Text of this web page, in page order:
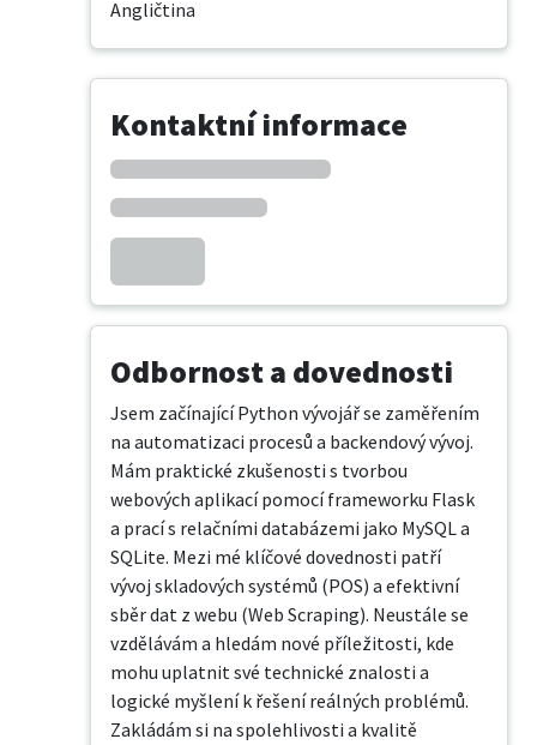
Angličtina
Kontaktní informace
Odbornost a dovednosti
Jsem začínající Python vývojář se zaměřením
na automatizaci procesů a backendový vývoj.
Mám praktické zkušenosti s tvorbou
webových aplikací pomocí frameworku Flask
a prací s relačními databázemi jako MySQL a
SQLite. Mezi mé klíčové dovednosti patří
vývoj skladových systémů (POS) a efektivní
sběr dat z webu (Web Scraping). Neustále se
vzdělávám a hledám nové příležitosti, kde
mohu uplatnit své technické znalosti a
logické myšlení k řešení reálných problémů.
Zakládám si na spolehlivosti a kvalitě